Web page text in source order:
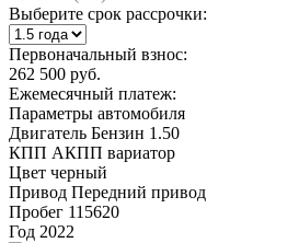
Выберите срок рассрочки:
Первоначальный взнос:
262 500 руб.
Ежемесячный платеж:
Параметры автомобиля
Двигатель Бензин 1.50
КПП АКПП вариатор
Цвет черный
Привод Передний привод
Пробег 115620
Год 2022